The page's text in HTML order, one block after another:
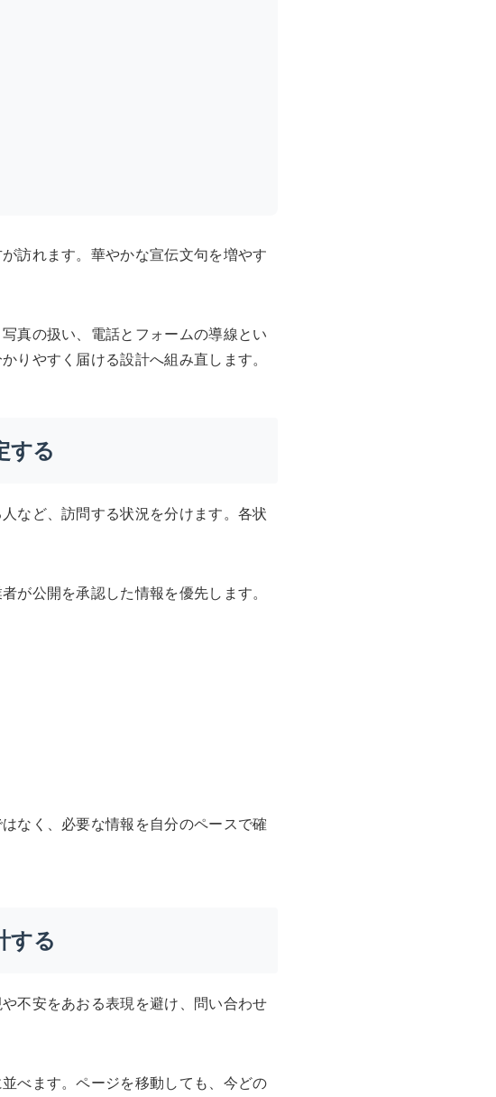
訪れます。華やかな宣伝文句を増やす
真の扱い、電話とフォームの導線とい
りやすく届ける設計へ組み直します。
する
など、訪問する状況を分けます。各状
が公開を承認した情報を優先します。
なく、必要な情報を自分のペースで確
する
不安をあおる表現を避け、問い合わせ
べます。ページを移動しても、今どの